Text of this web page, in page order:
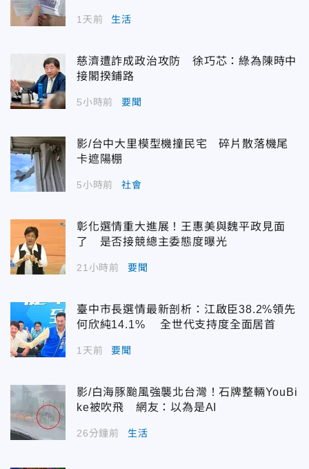
1天前 生活
慈濟遭詐成政治攻防 徐巧芯：綠為陳時中
接閣揆鋪路
5小時前 要聞
影/台中大里模型機撞民宅 碎片散落機尾
卡遮陽棚
5小時前 社會
彰化選情重大進展！王惠美與魏平政見面
了 是否接競總主委態度曝光
21小時前 要聞
臺中市長選情最新剖析：江啟臣38.2%領先
何欣純14.1% 全世代支持度全面居首
1天前 要聞
影/白海豚颱風強襲北台灣！石牌整輛YouBi
ke被吹飛 網友：以為是AI
26分鐘前 生活